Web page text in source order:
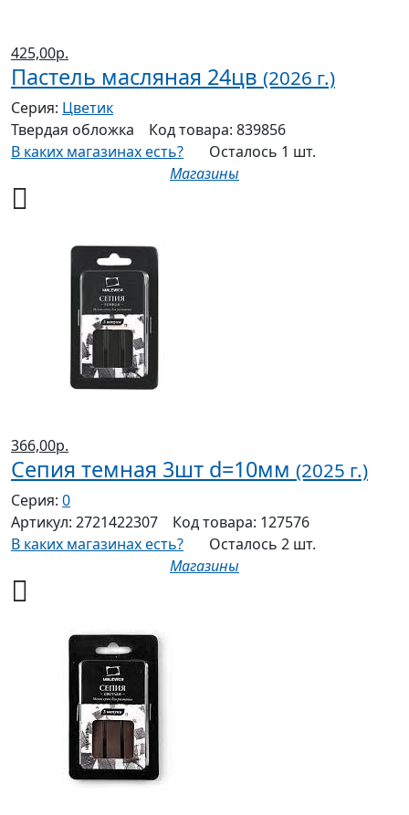
425,00р.
Пастель масляная 24цв (2026 г.)
Серия: Цветик
Твердая обложка Код товара: 839856
В каких магазинах есть?
Осталось 1 шт.
Магазины
366,00р.
Сепия темная 3шт d=10мм (2025 г.)
Серия: 0
Артикул: 2721422307 Код товара: 127576
В каких магазинах есть?
Осталось 2 шт.
Магазины